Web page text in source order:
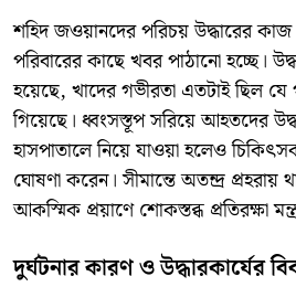
শহিদ জওয়ানদের পরিচয় উদ্ধারের
পরিবারের কাছে খবর পাঠানো হচ্ছে।
হয়েছে, খাদের গভীরতা এতটাই ছিল যে
গিয়েছে। ধ্বংসস্তূপ সরিয়ে আহতদের
হাসপাতালে নিয়ে যাওয়া হলেও
ঘোষণা করেন। সীমান্তে অতন্দ্র
আকস্মিক প্রয়াণে শোকস্তব্ধ প্রতিরক্ষা
দুর্ঘটনার কারণ ও উদ্ধারকার্যের